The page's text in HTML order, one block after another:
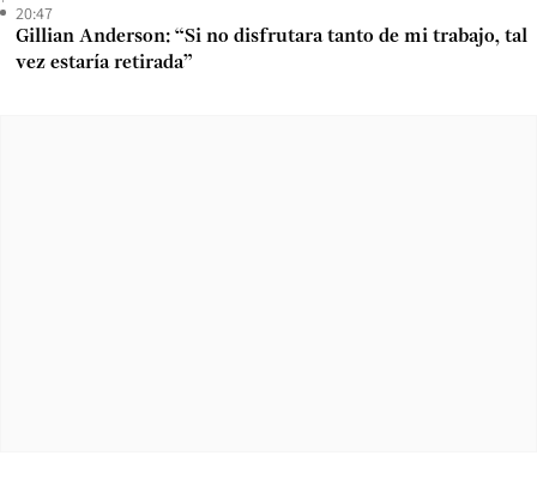
20:47
Gillian Anderson: “Si no disfrutara tanto de mi trabajo, tal
vez estaría retirada”